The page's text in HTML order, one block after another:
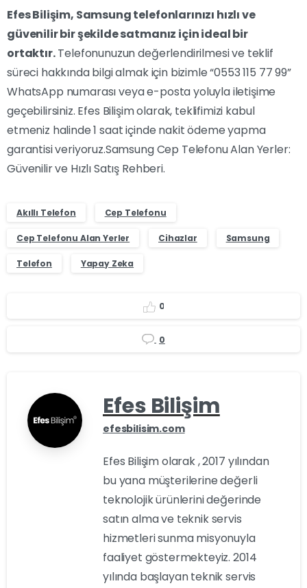
Efes Bilişim, Samsung telefonlarınızı hızlı ve
güvenilir bir şekilde satmanız için ideal bir
ortaktır.Telefonunuzun değerlendirilmesi ve teklif
süreci hakkında bilgi almak için bizimle “0553 115 77 99”
WhatsApp numarası veya e-posta yoluyla iletişime
geçebilirsiniz. Efes Bilişim olarak, teklifimizi kabul
etmeniz halinde 1 saat içinde nakit ödeme yapma
garantisi veriyoruz.Samsung Cep Telefonu Alan Yerler:
Güvenilir ve Hızlı Satış Rehberi.
Akıllı Telefon Cep Telefonu
Cep Telefonu Alan Yerler Cihazlar Samsung
Telefon Yapay Zeka
0
0
Efes Bilişim
efesbilisim.com
Efes Bilişim olarak , 2017 yılından
bu yana müşterilerine değerli
teknolojik ürünlerini değerinde
satın alma ve teknik servis
hizmetleri sunma misyonuyla
faaliyet göstermekteyiz. 2014
yılında başlayan teknik servis